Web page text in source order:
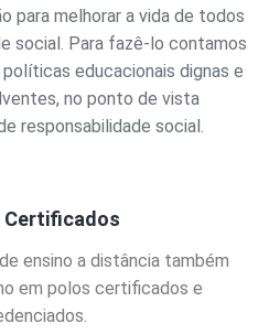
para melhorar a vida de todos
social. Para fazê-lo contamos
educacionais dignas e
no ponto de vista
responsabilidade social.
Certificados
ensino a distância também
em polos certificados e